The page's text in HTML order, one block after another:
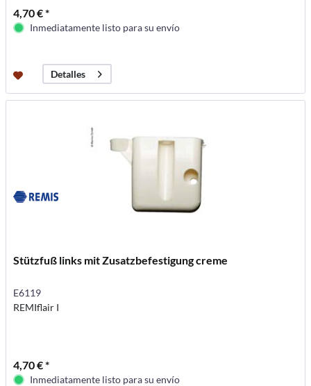
4,70 € *
Inmediatamente listo para su envío
Detalles
Stützfuß links mit Zusatzbefestigung creme
E6119
REMIflair I
4,70 € *
Inmediatamente listo para su envío